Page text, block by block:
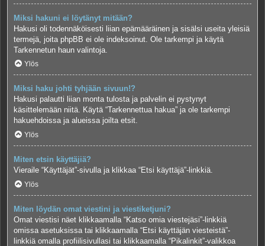
Miksi hakuni ei löytänyt mitään?
Hakusi oli todennäköisesti liian epämääräinen ja sisälsi useita yleisiä
termejä, joita phpBB ei ole indeksoinut. Ole tarkempi ja käytä
Tarkennetun haun valintoja.
Ylös
Miksi haku johti tyhjään sivuun!?
Hakusi palautti liian monta tulosta ja palvelin ei pystynyt
käsittelemään niitä. Käytä “Tarkennettua hakua” ja ole tarkempi
hakuehdoissa ja alueissa joilta etsit.
Ylös
Miten etsin käyttäjiä?
Vieraile “Käyttäjät”-sivulla ja klikkaa “Etsi käyttäjä”-linkkiä.
Ylös
Miten löydän omat viestini ja viestiketjuni?
Omat viestisi näet klikkaamalla “Katso omia viestejäsi”-linkkiä
omissa asetuksissa tai klikkaamalla “Etsi käyttäjän viesteistä”-
linkkiä omalla profiilisivullasi tai klikkaamalla “Pikalinkit”-valikkoa